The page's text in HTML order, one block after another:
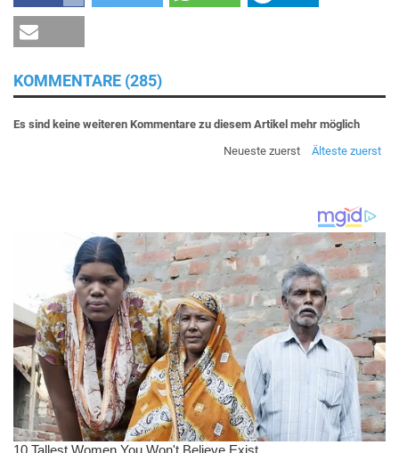
KOMMENTARE (285)
Es sind keine weiteren Kommentare zu diesem Artikel mehr möglich
Neueste zuerst
Älteste zuerst